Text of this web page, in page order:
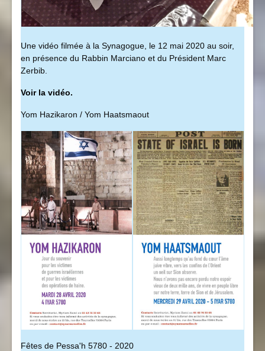
Une vidéo filmée à la Synagogue, le 12 mai 2020 au soir,
en présence du Rabbin Marciano et du Président Marc
Zerbib.
Voir la vidéo.
Yom Hazikaron / Yom Haatsmaout
Fêtes de Pessa'h 5780 - 2020